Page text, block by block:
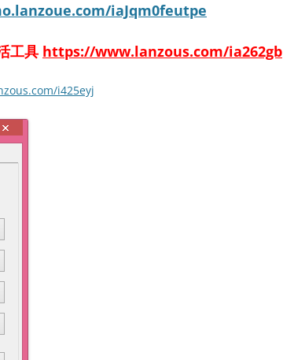
iaJqm0feutpe
工具 https://www.lanzous.com/ia262gb
i425eyj